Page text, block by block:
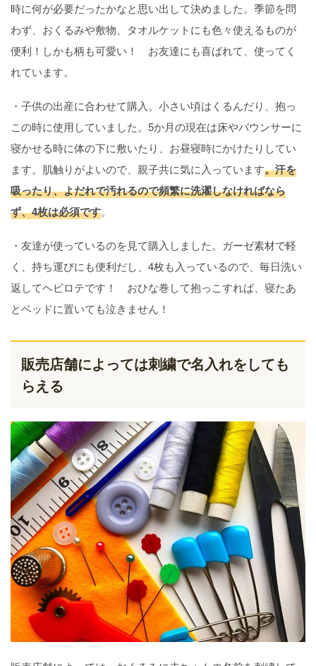
時に何が必要だったかなと思い出して決めました。季節を問
わず、おくるみや敷物、タオルケットにも色々使えるものが
便利！しかも柄も可愛い！ お友達にも喜ばれて、使ってく
れています。
・子供の出産に合わせて購入。小さい頃はくるんだり、抱っ
この時に使用していました。5か月の現在は床やバウンサーに
寝かせる時に体の下に敷いたり、お昼寝時にかけたりしてい
ます。肌触りがよいので、親子共に気に入っています。汗を
吸ったり、よだれで汚れるので頻繁に洗濯しなければなら
ず、4枚は必須です。
・友達が使っているのを見て購入しました。ガーゼ素材で軽
く、持ち運びにも便利だし、4枚も入っているので、毎日洗い
返してヘビロテです！ おひな巻して抱っこすれば、寝たあ
とベッドに置いても泣きません！
販売店舗によっては刺繍で名入れをしても
らえる